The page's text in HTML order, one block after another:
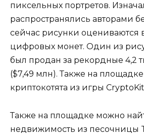
пиксельных портретов.
распространялись авторами
сейчас рисунки оцениваются
цифровых монет. Один из
был продан за рекордные 4,2
($7,49 млн). Также на
криптокотята из игры
Также на площадке можно
недвижимость из песочницы